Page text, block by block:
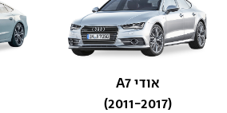
אודי A7
(2011-2017)